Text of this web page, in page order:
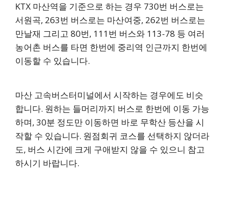
KTX 마산역을 기준으로 하는 경우 730번 버스로는
서원곡, 263번 버스로는 마산여중, 262번 버스로는
만날재 그리고 80번, 111번 버스와 113-78 등 여러
농어촌 버스를 타면 한번에 중리역 인근까지 한번에
이동할 수 있습니다.
마산 고속버스터미널에서 시작하는 경우에도 비슷
합니다. 원하는 들머리까지 버스로 한번에 이동 가능
하며, 30분 정도만 이동하면 바로 무학산 등산을 시
작할 수 있습니다. 원점회귀 코스를 선택하지 않더라
도, 버스 시간에 크게 구애받지 않을 수 있으니 참고
하시기 바랍니다.